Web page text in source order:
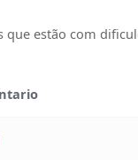
estão com